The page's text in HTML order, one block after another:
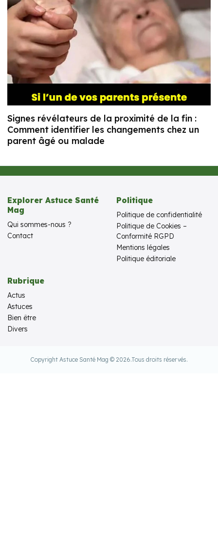
Signes révélateurs de la proximité de la fin :
Comment identifier les changements chez un
parent âgé ou malade
Explorer Astuce Santé
Mag
Qui sommes-nous ?
Contact
Politique
Politique de confidentialité
Politique de Cookies –
Conformité RGPD
Mentions légales
Politique éditoriale
Rubrique
Actus
Astuces
Bien être
Divers
Copyright Astuce Santé Mag © 2026.Tous droits réservés.